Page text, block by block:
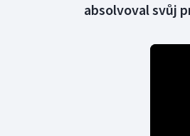
absolvoval svůj